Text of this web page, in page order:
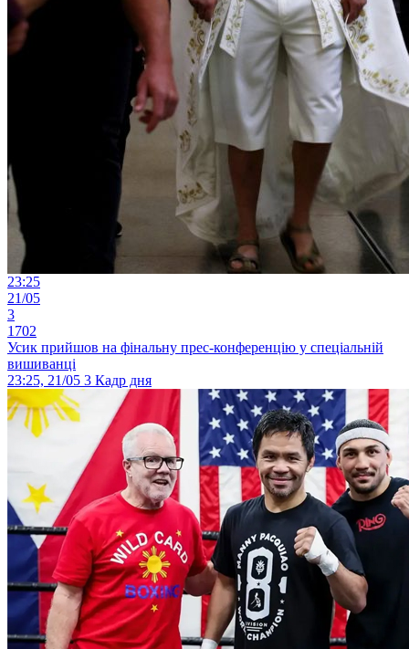
23:25
21/05
3
1702
Усик прийшов на фінальну прес-конференцію у спеціальній
вишиванці
23:25, 21/05 3 Кадр дня